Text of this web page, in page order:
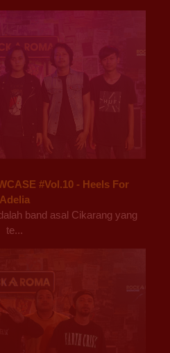
#Vol.10 - Heels For
Adelia
band asal Cikarang yang
te...